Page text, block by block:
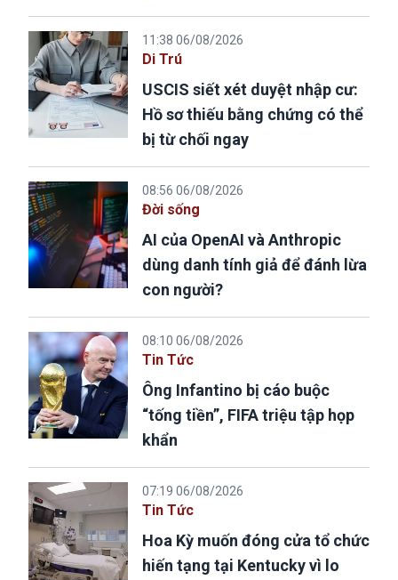
11:38 06/08/2026
Di Trú
USCIS siết xét duyệt nhập cư:
Hồ sơ thiếu bằng chứng có thể
bị từ chối ngay
08:56 06/08/2026
Đời sống
AI của OpenAI và Anthropic
dùng danh tính giả để đánh lừa
con người?
08:10 06/08/2026
Tin Tức
Ông Infantino bị cáo buộc
“tống tiền”, FIFA triệu tập họp
khẩn
07:19 06/08/2026
Tin Tức
Hoa Kỳ muốn đóng cửa tổ chức
hiến tạng tại Kentucky vì lo